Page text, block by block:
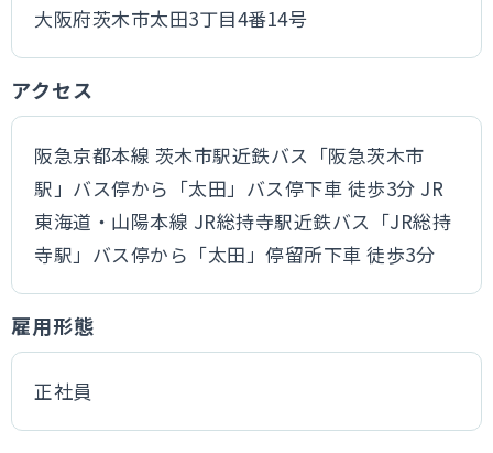
大阪府茨木市太田3丁目4番14号
アクセス
阪急京都本線 茨木市駅近鉄バス「阪急茨木市
駅」バス停から「太田」バス停下車 徒歩3分 JR
東海道・山陽本線 JR総持寺駅近鉄バス「JR総持
寺駅」バス停から「太田」停留所下車 徒歩3分
雇用形態
正社員